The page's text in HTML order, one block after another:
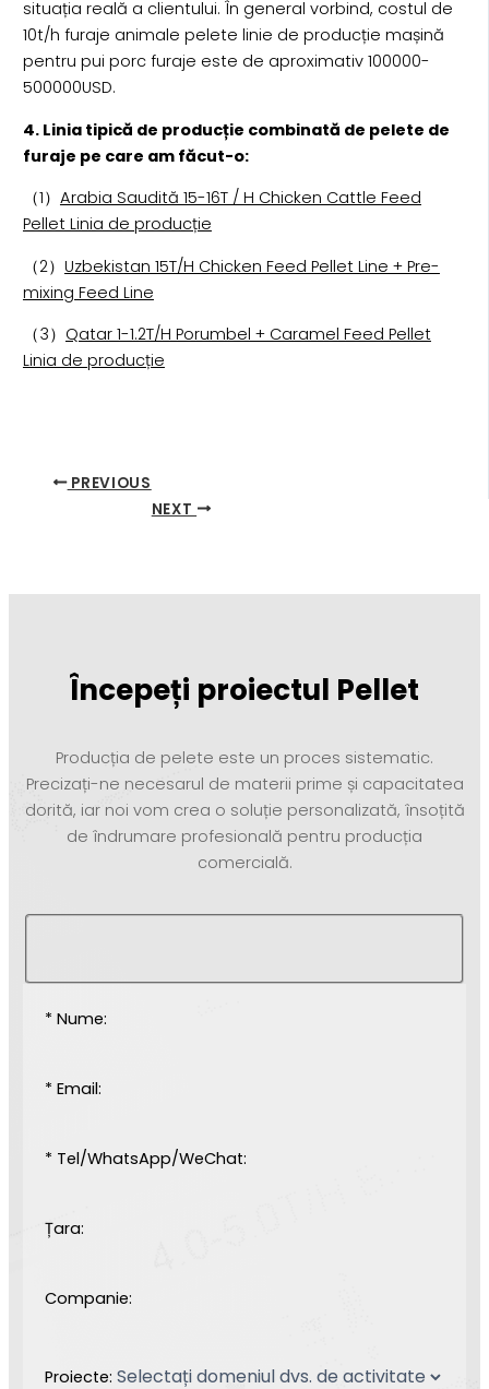
situația reală a clientului. În general vorbind, costul de
10t/h furaje animale pelete linie de producție mașină
pentru pui porc furaje este de aproximativ 100000-
500000USD.
4. Linia tipică de producție combinată de pelete de
furaje pe care am făcut-o:
（1） Arabia Saudită 15-16T / H Chicken Cattle Feed
Pellet Linia de producție
（2） Uzbekistan 15T/H Chicken Feed Pellet Line + Pre-
mixing Feed Line
（3） Qatar 1-1.2T/H Porumbel + Caramel Feed Pellet
Linia de producție
PREVIOUS
NEXT
Începeți proiectul Pellet
Producția de pelete este un proces sistematic.
Precizați-ne necesarul de materii prime și capacitatea
dorită, iar noi vom crea o soluție personalizată, însoțită
de îndrumare profesională pentru producția
comercială.
* Nume:
* Email:
* Tel/WhatsApp/WeChat:
Țara:
Companie:
Proiecte: